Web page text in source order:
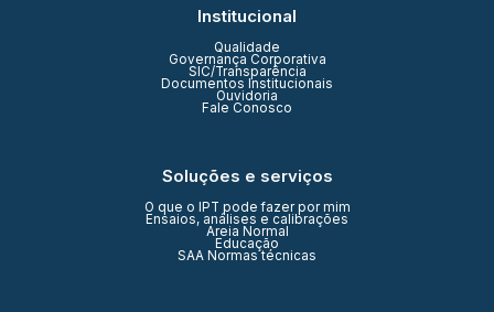
Institucional
Qualidade
Governança Corporativa
SIC/Transparência
Documentos Institucionais
Ouvidoria
Fale Conosco
Soluções e serviços
O que o IPT pode fazer por mim
Ensaios, análises e calibrações
Areia Normal
Educação
SAA Normas técnicas